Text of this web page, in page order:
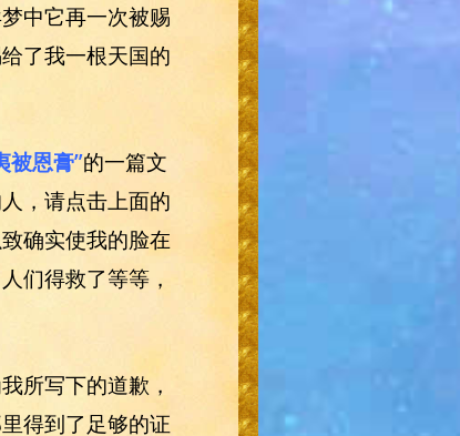
中它再一次被赐
了我一根天国的
被恩膏”的一篇文
，请点击上面的
确实使我的脸在
们得救了等等，
所写下的道歉，
得到了足够的证